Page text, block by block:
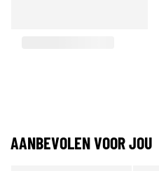
AANBEVOLEN VOOR JOU